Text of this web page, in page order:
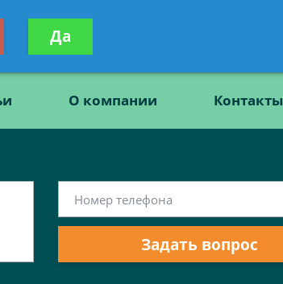
консультацию
бесплатно
О компании Контакты
Задать вопрос
Да